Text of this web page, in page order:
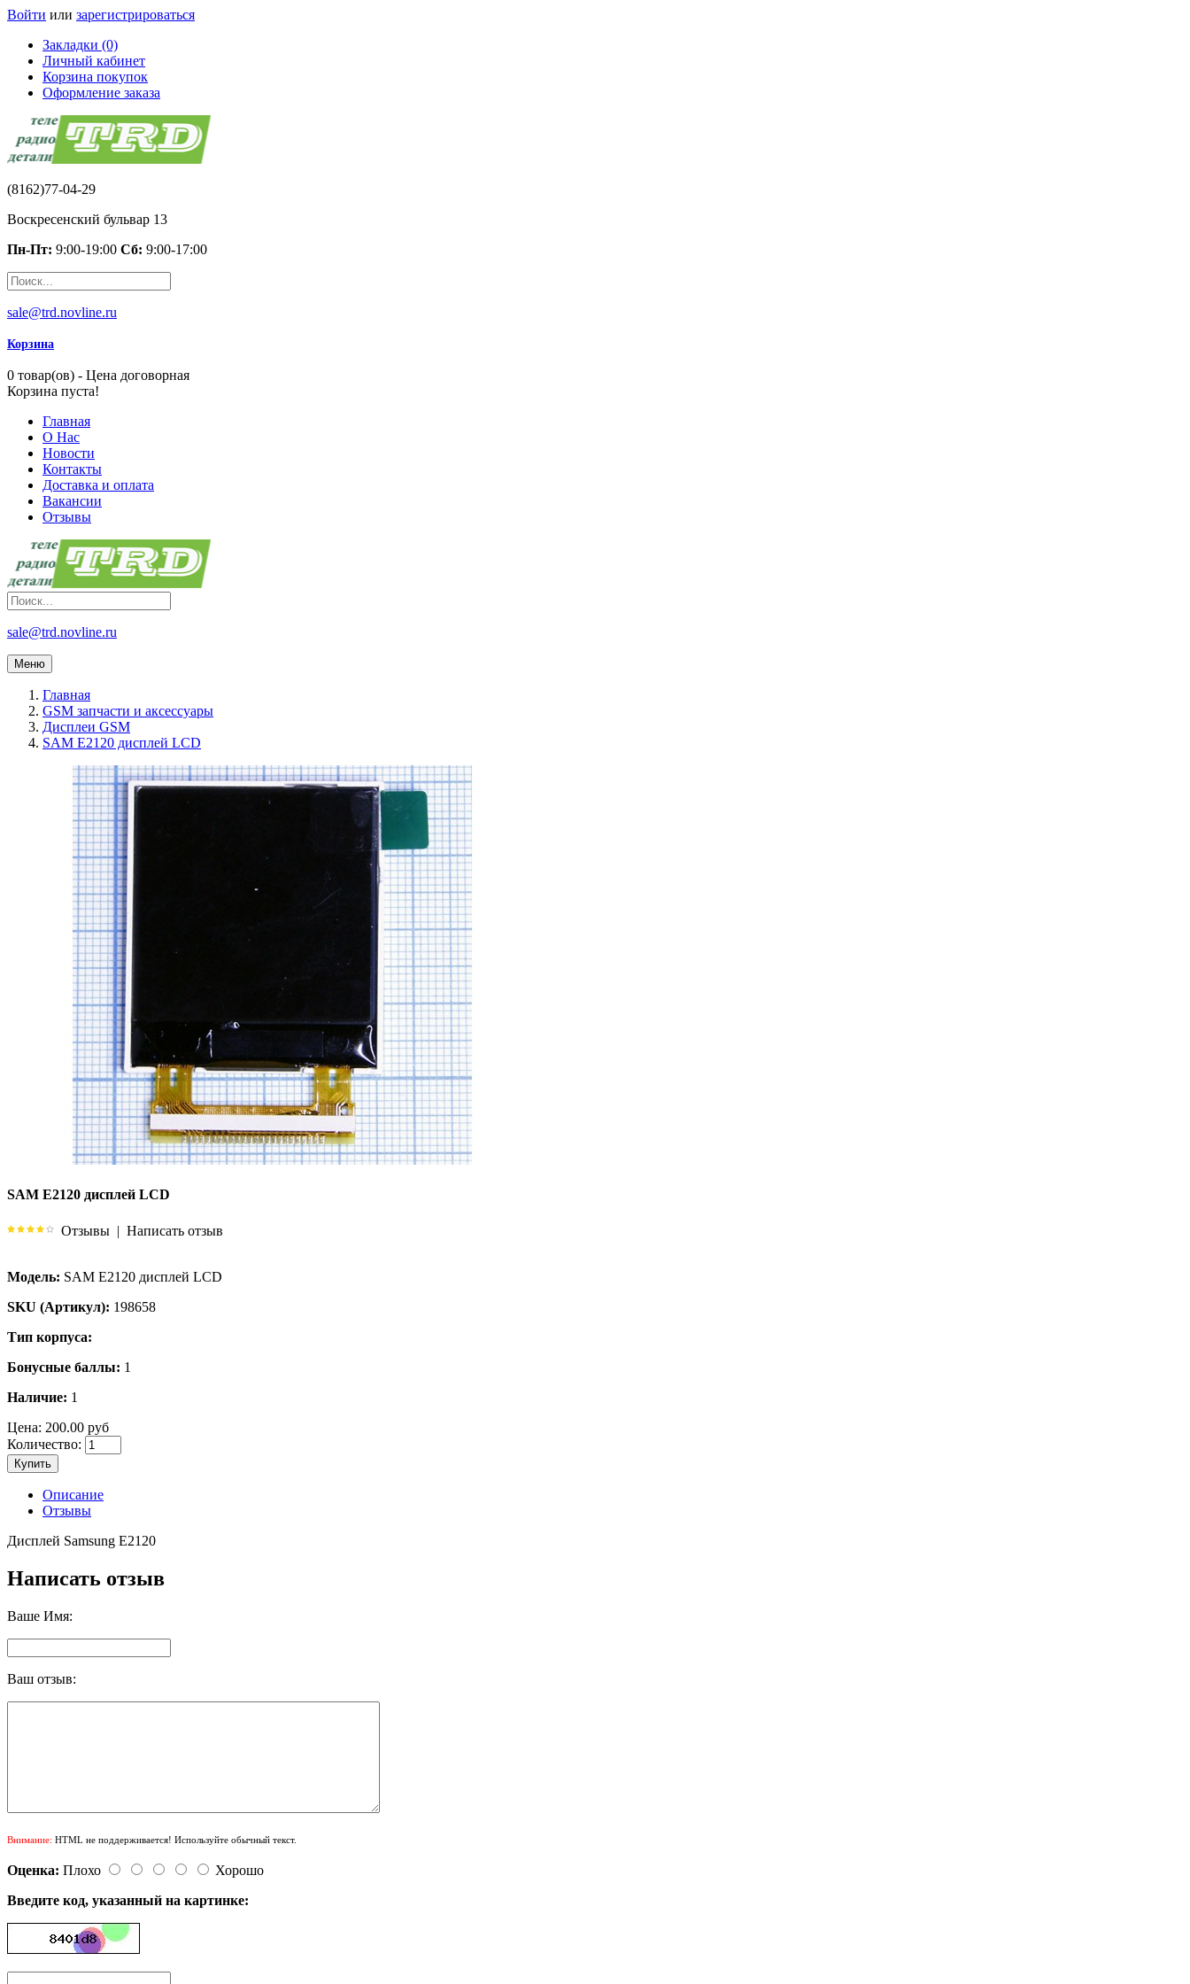
Войти или зарегистрироваться
Закладки (0)
Личный кабинет
Корзина покупок
Оформление заказа
(8162)77-04-29
Воскресенский бульвар 13
Пн-Пт: 9:00-19:00 Сб: 9:00-17:00
sale@trd.novline.ru
Корзина
0 товар(ов) - Цена договорная
Корзина пуста!
Главная
О Нас
Новости
Контакты
Доставка и оплата
Вакансии
Отзывы
sale@trd.novline.ru
Меню
Главная
GSM запчасти и аксессуары
Дисплеи GSM
SAM E2120 дисплей LCD
SAM E2120 дисплей LCD
Отзывы | Написать отзыв
Модель: SAM E2120 дисплей LCD
SKU (Артикул): 198658
Тип корпуса:
Бонусные баллы: 1
Наличие: 1
Цена: 200.00 руб
Количество:
Купить
Описание
Отзывы
Дисплей Samsung E2120
Написать отзыв
Ваше Имя:
Ваш отзыв:
Внимание: HTML не поддерживается! Используйте обычный текст.
Оценка: Плохо
Хорошо
Введите код, указанный на картинке: